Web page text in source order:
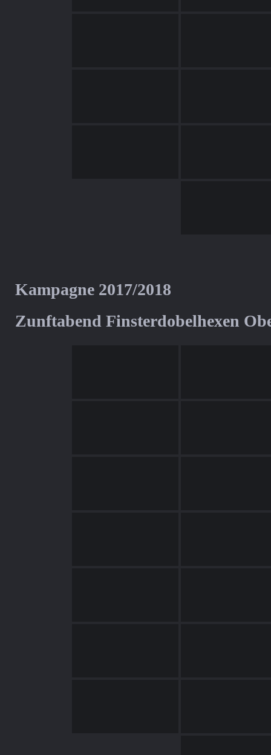
Kampagne 2017/2018
Zunftabend Finsterdobelhexen